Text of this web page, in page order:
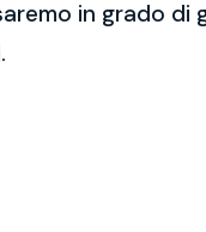
in grado